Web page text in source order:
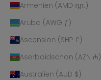
Armenien (AMD դր.)
Aruba (AWG ƒ)
Ascension (SHP £)
Aserbaidschan (AZN ₼)
Australien (AUD $)